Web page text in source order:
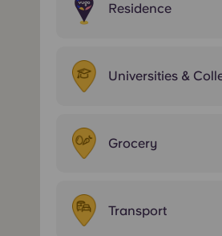
Residence
Universities &
Grocery
Transport